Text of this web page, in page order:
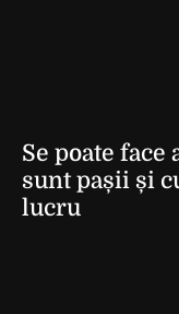
Se poate face
sunt pașii și
lucru